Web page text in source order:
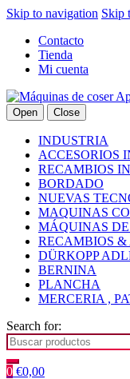
Skip to navigation Skip
Contacto
Tienda
Mi cuenta
Open Close
INDUSTRIA
ACCESORIOS
RECAMBIOS
BORDADO
NUEVAS
MAQUINAS
MÁQUINAS DE
RECAMBIOS &
DÜRKOPP
BERNINA
PLANCHA
MERCERIA ,
Search for:
0 €0,00